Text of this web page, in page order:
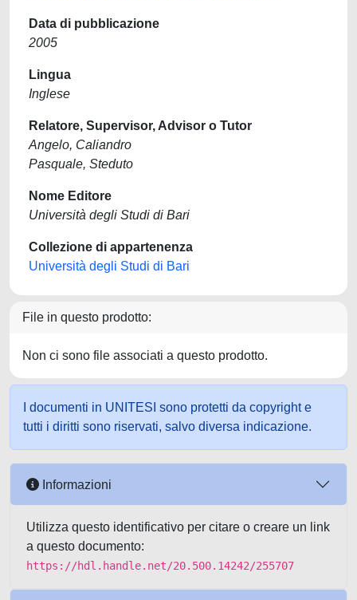
Data di pubblicazione
2005
Lingua
Inglese
Relatore, Supervisor, Advisor o Tutor
Angelo, Caliandro
Pasquale, Steduto
Nome Editore
Università degli Studi di Bari
Collezione di appartenenza
Università degli Studi di Bari
File in questo prodotto:
Non ci sono file associati a questo prodotto.
I documenti in UNITESI sono protetti da copyright e
tutti i diritti sono riservati, salvo diversa indicazione.
Informazioni
Utilizza questo identificativo per citare o creare un link
a questo documento:
https://hdl.handle.net/20.500.14242/255707